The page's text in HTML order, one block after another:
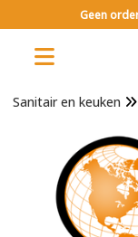
Geen
Sanitair en keuken